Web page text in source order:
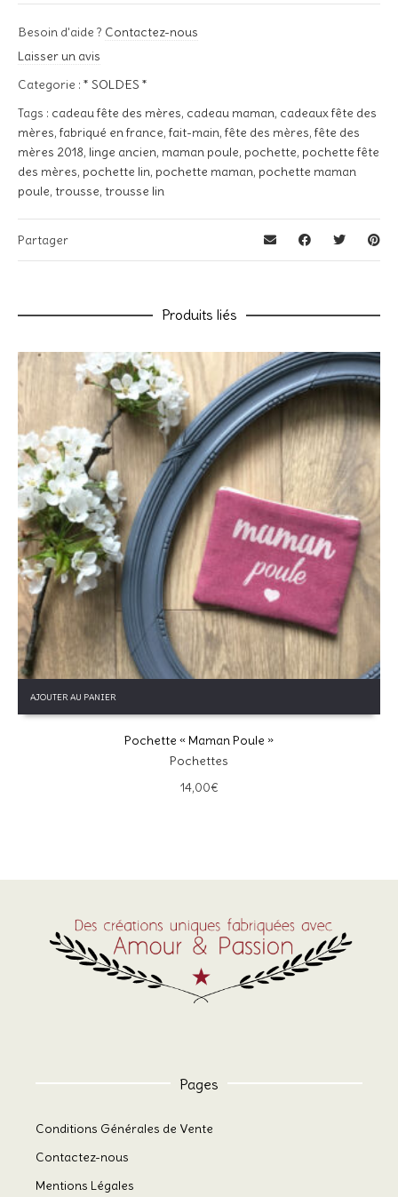
Couleurs pochoir
Blanc, Ecru, Noir, Or, Argent, Rouge, Fuschia, Bordeaux, Bleu
Marine
Soyez le premier à laisser votre avis sur “Pochette « Maman
Poule » – Lin rose”
obligatoires sont indiqués avec*
Votre note
Votre avis
*
E-mail *
Enregistrer mon nom, mon e-mail et mon site dans le
navigateur pour mon prochain commentaire.
Ce site utilise Akismet pour réduire les indésirables.En savoir
plus sur la façon dont les données de vos commentaires sont
traitées
Besoin d'aide ? Contactez-nous
Laisser un avis
Categorie : * SOLDES *
Tags : cadeau fête des mères, cadeau maman, cadeaux fête des
mères, fabriqué en france, fait-main, fête des mères, fête des
mères 2018, linge ancien, maman poule, pochette, pochette fête
des mères, pochette lin, pochette maman, pochette maman
poule, trousse, trousse lin
Partager
Produits liés
AJOUTER AU PANIER
Pochette « Maman Poule »
Pochettes
14,00€
Pages
Conditions Générales de Vente
Contactez-nous
Mentions Légales